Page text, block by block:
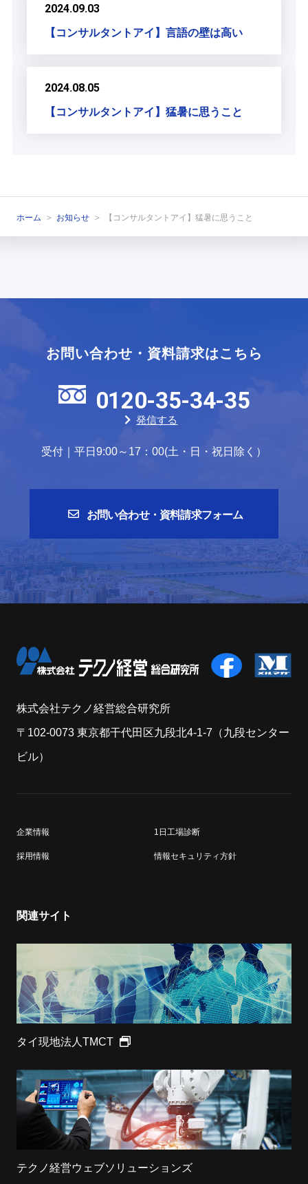
2024.09.03
【コンサルタントアイ】言語の壁は高い
2024.08.05
【コンサルタントアイ】猛暑に思うこと
ホーム お知らせ 【コンサルタントアイ】猛暑に思うこと
お問い合わせ・資料請求はこちら
0120-35-34-35
発信する
受付｜平日9:00～17：00(土・日・祝日除く）
お問い合わせ・資料請求フォーム
株式会社テクノ経営総合研究所
〒102-0073 東京都干代田区九段北4-1-7（九段センター
ビル）
企業情報 1日工場診断
採用情報 情報セキュリティ方針
関連サイト
タイ現地法人TMCT
テクノ経営ウェブソリューションズ